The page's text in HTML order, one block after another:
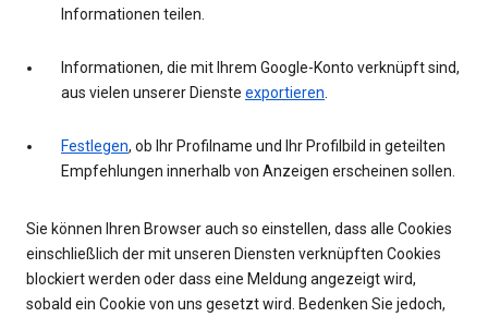
Informationen teilen.
Informationen, die mit Ihrem Google-Konto verknüpft sind,
aus vielen unserer Dienste exportieren.
Festlegen, ob Ihr Profilname und Ihr Profilbild in geteilten
Empfehlungen innerhalb von Anzeigen erscheinen sollen.
Sie können Ihren Browser auch so einstellen, dass alle Cookies
einschließlich der mit unseren Diensten verknüpften Cookies
blockiert werden oder dass eine Meldung angezeigt wird,
sobald ein Cookie von uns gesetzt wird. Bedenken Sie jedoch,